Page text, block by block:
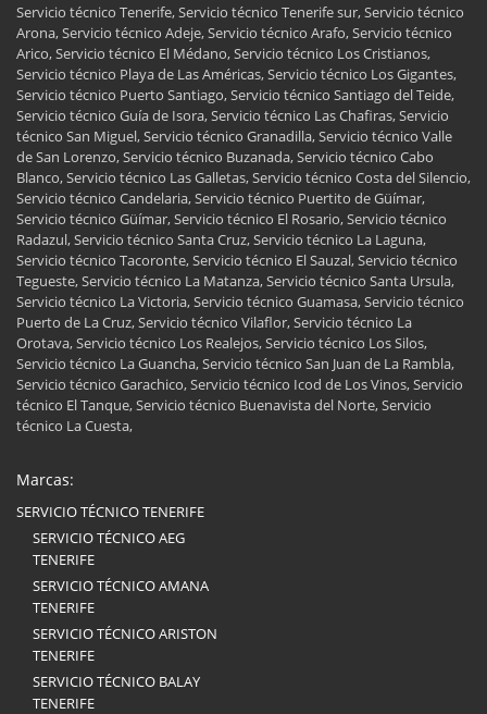
Servicio técnico Tenerife, Servicio técnico Tenerife sur, Servicio técnico
Arona, Servicio técnico Adeje, Servicio técnico Arafo, Servicio técnico
Arico, Servicio técnico El Médano, Servicio técnico Los Cristianos,
Servicio técnico Playa de Las Américas, Servicio técnico Los Gigantes,
Servicio técnico Puerto Santiago, Servicio técnico Santiago del Teide,
Servicio técnico Guía de Isora, Servicio técnico Las Chafiras, Servicio
técnico San Miguel, Servicio técnico Granadilla, Servicio técnico Valle
de San Lorenzo, Servicio técnico Buzanada, Servicio técnico Cabo
Blanco, Servicio técnico Las Galletas, Servicio técnico Costa del Silencio,
Servicio técnico Candelaria, Servicio técnico Puertito de Güímar,
Servicio técnico Güímar, Servicio técnico El Rosario, Servicio técnico
Radazul, Servicio técnico Santa Cruz, Servicio técnico La Laguna,
Servicio técnico Tacoronte, Servicio técnico El Sauzal, Servicio técnico
Tegueste, Servicio técnico La Matanza, Servicio técnico Santa Ursula,
Servicio técnico La Victoria, Servicio técnico Guamasa, Servicio técnico
Puerto de La Cruz, Servicio técnico Vilaflor, Servicio técnico La
Orotava, Servicio técnico Los Realejos, Servicio técnico Los Silos,
Servicio técnico La Guancha, Servicio técnico San Juan de La Rambla,
Servicio técnico Garachico, Servicio técnico Icod de Los Vinos, Servicio
técnico El Tanque, Servicio técnico Buenavista del Norte, Servicio
técnico La Cuesta,
Marcas:
SERVICIO TÉCNICO TENERIFE
SERVICIO TÉCNICO AEG
TENERIFE
SERVICIO TÉCNICO AMANA
TENERIFE
SERVICIO TÉCNICO ARISTON
TENERIFE
SERVICIO TÉCNICO BALAY
TENERIFE